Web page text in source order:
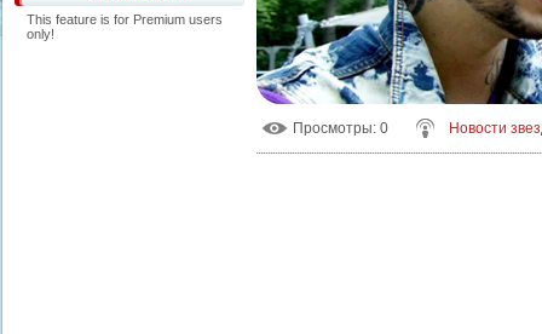
This feature is for Premium users
only!
Просмотры: 0 Новости